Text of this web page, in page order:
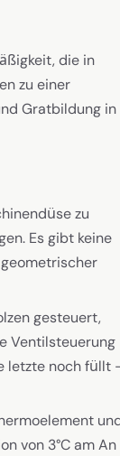
die in
zu einer
Gratbildung in
zu
Es gibt keine
gesteuert,
Ventilsteuerung
letzte noch füllt
von 3°C am An